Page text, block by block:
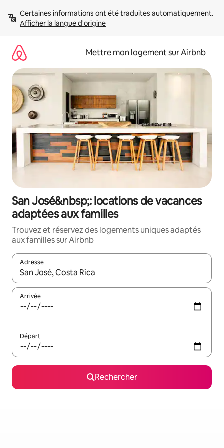
directement
Afficher la langue d'origine
Mettre mon logement sur Airbnb
San José&nbsp;: locations de vacances
adaptées aux familles
Trouvez et réservez des logements uniques adaptés
aux familles sur Airbnb
Adresse
Lorsque les résultats s'affichent, utilisez les flèches vers le
Arrivée
Départ
Rechercher